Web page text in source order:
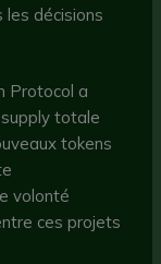
les décisions
Protocol a
totale
tokens
volonté
ces projets